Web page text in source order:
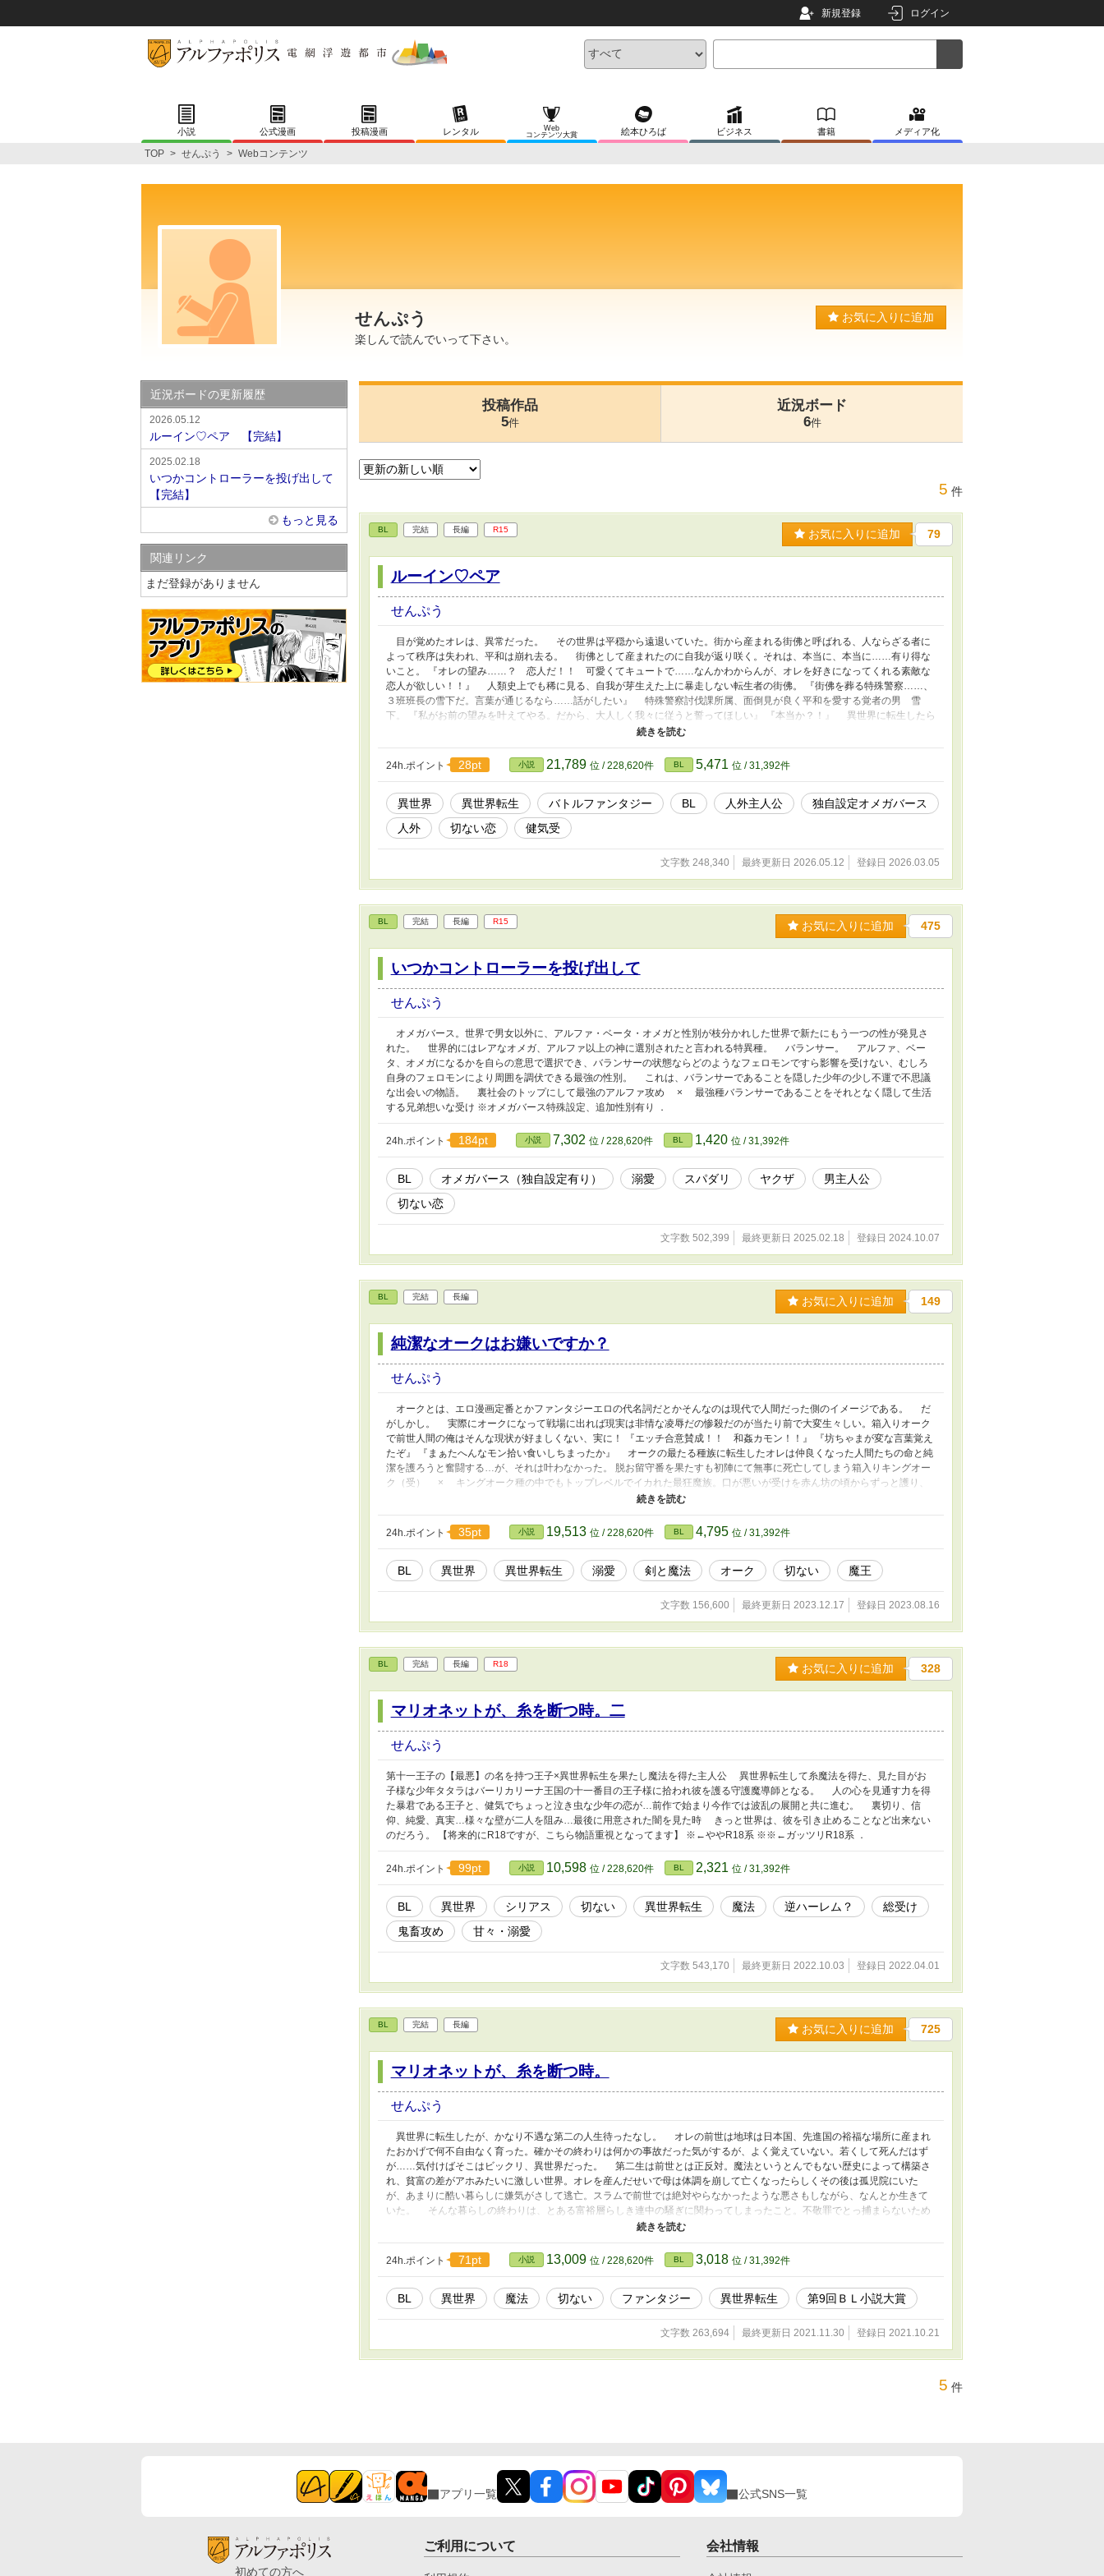
新規登録 ログイン
小説 公式漫画 投稿漫画 レンタル
Web
コンテンツ大賞
絵本ひろば ビジネス 書籍 メディア化
TOP > せんぷう > Webコンテンツ
せんぷう
楽しんで読んでいって下さい。
お気に入りに追加
投稿作品
5件
近況ボード
6件
5 件
BL 完結 長編 R15 お気に入りに追加 79
ルーイン♡ペア
せんぷう
目が覚めたオレは、異常だった。 その世界は平穏から遠退いていた。街から産まれる街佛と呼ばれる、人ならざる者に
よって秩序は失われ、平和は崩れ去る。 街佛として産まれたのに自我が返り咲く。それは、本当に、本当に……有り得な
いこと。 『オレの望み……？ 恋人だ！！ 可愛くてキュートで……なんかわからんが、オレを好きになってくれる素敵な
恋人が欲しい！！』 人類史上でも稀に見る、自我が芽生えた上に暴走しない転生者の街佛。 『街佛を葬る特殊警察……、
３班班長の雪下だ。言葉が通じるなら……話がしたい』 特殊警察討伐課所属、面倒見が良く平和を愛する覚者の男 雪
下。 『私がお前の望みを叶えてやる。だから、大人しく我々に従うと誓ってほしい』 『本当か？！』 異世界に転生したら
即、人外になるも転生者特典？として【理性：最強】のみを手に入れた主人公くんは、果たして理想の恋人をゲットできる
か。 特殊警察堅物お人好し×人外転生者理性最強 ．
24h.ポイント
28pt 小説 21,789 位 / 228,620件 BL 5,471 位 / 31,392件
異世界 異世界転生 バトルファンタジー BL 人外主人公
独自設定オメガバース
人外
切ない恋 健気受
文字数 248,340 最終更新日 2026.05.12 登録日 2026.03.05
BL 完結 長編 R15 お気に入りに追加 475
いつかコントローラーを投げ出して
せんぷう
オメガバース。世界で男女以外に、アルファ・ベータ・オメガと性別が枝分かれした世界で新たにもう一つの性が発見さ
れた。 世界的にはレアなオメガ、アルファ以上の神に選別されたと言われる特異種。 バランサー。 アルファ、ベー
タ、オメガになるかを自らの意思で選択でき、バランサーの状態ならどのようなフェロモンですら影響を受けない、むしろ
自身のフェロモンにより周囲を調伏できる最強の性別。 これは、バランサーであることを隠した少年の少し不運で不思議
な出会いの物語。 裏社会のトップにして最強のアルファ攻め × 最強種バランサーであることをそれとなく隠して生活
する兄弟想いな受け ※オメガバース特殊設定、追加性別有り ．
24h.ポイント 184pt 小説 7,302 位 / 228,620件 BL 1,420 位 / 31,392件
BL オメガバース（独自設定有り） 溺愛 スパダリ ヤクザ
男主人公
切ない恋
文字数 502,399 最終更新日 2025.02.18 登録日 2024.10.07
BL 完結 長編 お気に入りに追加 149
純潔なオークはお嫌いですか？
せんぷう
オークとは、エロ漫画定番とかファンタジーエロの代名詞だとかそんなのは現代で人間だった側のイメージである。 だ
がしかし。 実際にオークになって戦場に出れば現実は非情な凌辱だの惨殺だのが当たり前で大変生々しい。箱入りオーク
で前世人間の俺はそんな現状が好ましくない、実に！ 『エッチ合意賛成！！ 和姦カモン！！』 『坊ちゃまが変な言葉覚え
たぞ』 『まぁたへんなモン拾い食いしちまったか』 オークの最たる種族に転生したオレは仲良くなった人間たちの命と純
潔を護ろうと奮闘する…が、それは叶わなかった。 脱お留守番を果たすも初陣にて無事に死亡してしまう箱入りキングオー
ク（受） × キングオーク種の中でもトップレベルでイカれた最狂魔族。口が悪いが受けを赤ん坊の頃からずっと護り、
想い続けた一途攻め。 何よりも大切な存在を失ってしまった攻めが魔国にて大暴走する最中、どうにか命を拾った受け
は第三？ の生を謳歌しようと人間の国へと大冒険！ 果たして二人は再び巡り会えるのか？ ．
24h.ポイント
35pt 小説 19,513 位 / 228,620件 BL 4,795 位 / 31,392件
BL 異世界 異世界転生 溺愛 剣と魔法 オーク 切ない 魔王
文字数 156,600 最終更新日 2023.12.17 登録日 2023.08.16
BL 完結 長編 R18 お気に入りに追加 328
マリオネットが、糸を断つ時。二
せんぷう
第十一王子の【最悪】の名を持つ王子×異世界転生を果たし魔法を得た主人公 異世界転生して糸魔法を得た、見た目がお
子様な少年タタラはバーリカリーナ王国の十一番目の王子様に拾われ彼を護る守護魔導師となる。 人の心を見通す力を得
た暴君である王子と、健気でちょっと泣き虫な少年の恋が…前作で始まり今作では波乱の展開と共に進む。 裏切り、信
仰、純愛、真実…様々な壁が二人を阻み…最後に用意された闇を見た時 きっと世界は、彼を引き止めることなど出来ない
のだろう。 【将来的にR18ですが、こちら物語重視となってます】 ※←ややR18系 ※※←ガッツリR18系 ．
24h.ポイント 99pt 小説 10,598 位 / 228,620件 BL 2,321 位 / 31,392件
BL 異世界 シリアス 切ない 異世界転生 魔法 逆ハーレム？
総受け
鬼畜攻め
甘々・溺愛
文字数 543,170 最終更新日 2022.10.03 登録日 2022.04.01
BL 完結 長編 お気に入りに追加 725
マリオネットが、糸を断つ時。
せんぷう
異世界に転生したが、かなり不遇な第二の人生待ったなし。 オレの前世は地球は日本国、先進国の裕福な場所に産まれ
たおかげで何不自由なく育った。確かその終わりは何かの事故だった気がするが、よく覚えていない。若くして死んだはず
が……気付けばそこはビックリ、異世界だった。 第二生は前世とは正反対。魔法というとんでもない歴史によって構築さ
れ、貧富の差がアホみたいに激しい世界。オレを産んだせいで母は体調を崩して亡くなったらしくその後は孤児院にいた
が、あまりに酷い暮らしに嫌気がさして逃亡。スラムで前世では絶対やらなかったような悪さもしながら、なんとか生きて
いた。 そんな暮らしの終わりは、とある富裕層らしき連中の騒ぎに関わってしまったこと。不敬罪でとっ捕まらないため
に背を向けて逃げ出したオレに、彼はこう叫んだ。 『待て、そこの下民っ！！ そうだ、そこの少し小綺麗な黒い容姿の、
お前だお前！』 金髪縦ロールにド派手な紫色の服。装飾品をジャラジャラと身に付け、靴なんて全然汚れてないし擦り減
ってもいない。まさにお貴族様……そう、貴族やら王族がこの世界にも存在した。 『貴様のような虫ケラ、本来なら僕に背
を向けるなどと斬首ものだ。しかし、僕は寛大だ！！ 許す。喜べ、貴様を今日から王族である僕の傍に置いてやろう！』
い口調に人をすぐにバカにする。気に入らない奴は全員斬首。 『ぼ、僕に向かってなんたる失礼な態度っ……！！ 今すぐ
ー』 『なにっ！？ 本当か、タタラ！ こうしては居られぬ、すぐに連れて行け！』 しかし、オレは彼に拾われた。 ど
んなに嫌な奴でも、どんなに周りに嫌われていっても、彼はどうしようもない恩人だった。だからせめて多少の恩を返して
から逃げ出そうと思っていたのに、事態はどんどん最悪な展開を迎えて行く。 気に入らなければ即断罪。意中の騎士に全
24h.ポイント 71pt 小説 13,009 位 / 228,620件 BL 3,018 位 / 31,392件
BL 異世界 魔法 切ない ファンタジー 異世界転生 第9回ＢＬ小説大賞
文字数 263,694 最終更新日 2021.11.30 登録日 2021.10.21
5 件
近況ボードの更新履歴
2026.05.12
ルーイン♡ペア 【完結】
2025.02.18
いつかコントローラーを投げ出して
【完結】
もっと見る
関連リンク
まだ登録がありません
アプリ一覧 公式SNS一覧
初めての方へ
ご利用について 会社情報